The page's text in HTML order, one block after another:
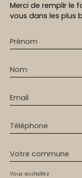
Merci de remplir le
vous dans les plus
Prénom
Nom
Email
Téléphone
Votre commune
Vous souhaitez